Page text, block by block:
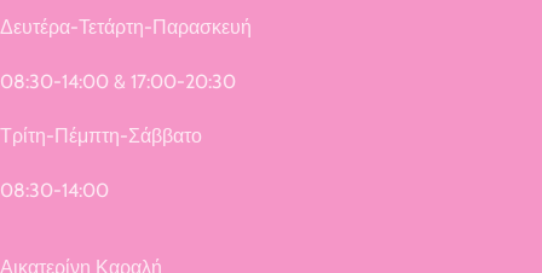
Δευτέρα-Τετάρτη-Παρασκευή
08:30-14:00 & 17:00-20:30
Τρίτη-Πέμπτη-Σάββατο
08:30-14:00
Αικατερίνη Καραλή